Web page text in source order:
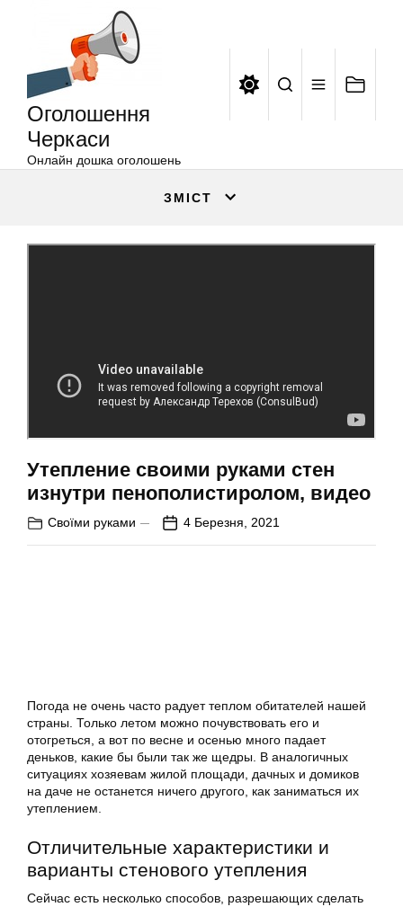
Оголошення
Черкаси
Онлайн дошка оголошень
ЗМІСТ
Утепление своими руками стен
изнутри пенополистиролом, видео
Своїми руками 4 Березня, 2021
Погода не очень часто радует теплом обитателей нашей
страны. Только летом можно почувствовать его и
отогреться, а вот по весне и осенью много падает
деньков, какие бы были так же щедры. В аналогичных
ситуациях хозяевам жилой площади, дачных и домиков
на даче не останется ничего другого, как заниматься их
утеплением.
Отличительные характеристики и
варианты стенового утепления
Сейчас есть несколько способов, разрешающих сделать